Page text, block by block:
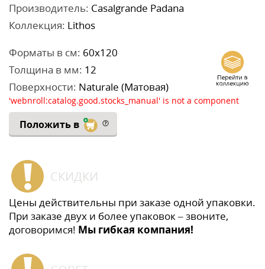
Производитель: Casalgrande Padana
Коллекция: Lithos
Форматы в см: 60x120
Толщина в мм: 12
Поверхности: Naturale (Матовая)
'webnroll:catalog.good.stocks_manual' is not a component
Положить в
СКИДКИ
Цены действительны при заказе одной упаковки.
При заказе двух и более упаковок – звоните,
договоримся! Мы гибкая компания!